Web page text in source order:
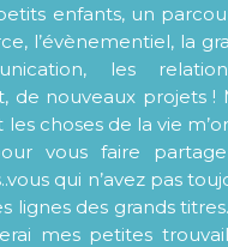
enfants, un
l’évènementiel, la
les
de nouveaux projets !
les choses de la vie
vous faire
qui n’avez pas
lignes des grands
mes petites